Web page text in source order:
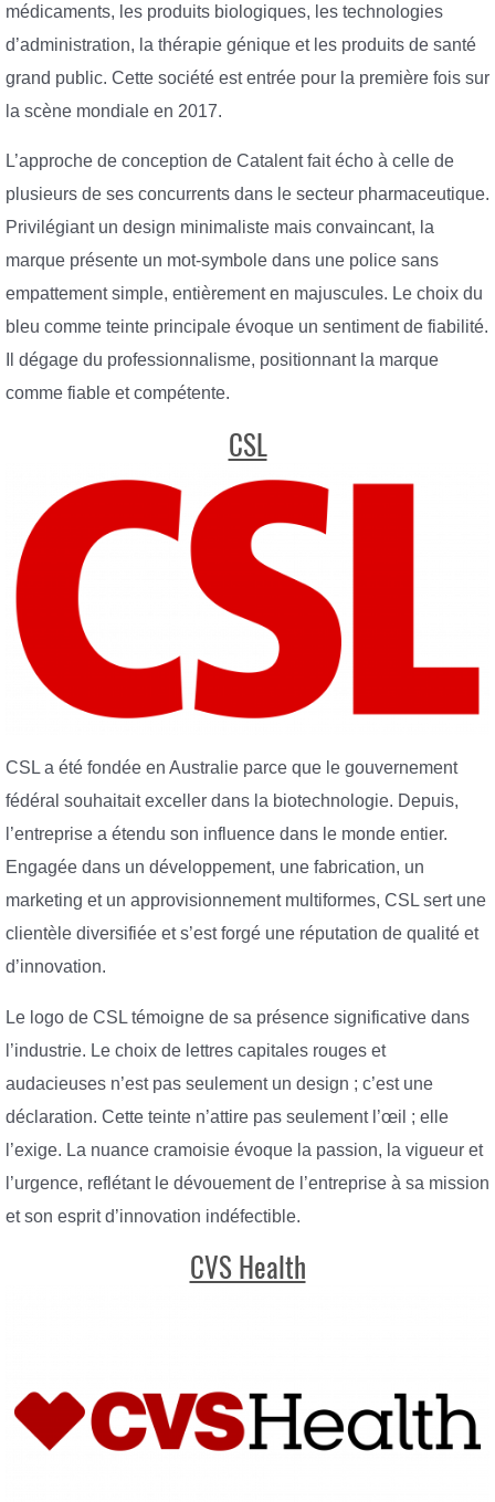
médicaments, les produits biologiques, les technologies
d’administration, la thérapie génique et les produits de santé
grand public. Cette société est entrée pour la première fois sur
la scène mondiale en 2017.
L’approche de conception de Catalent fait écho à celle de
plusieurs de ses concurrents dans le secteur pharmaceutique.
Privilégiant un design minimaliste mais convaincant, la
marque présente un mot-symbole dans une police sans
empattement simple, entièrement en majuscules. Le choix du
bleu comme teinte principale évoque un sentiment de fiabilité.
Il dégage du professionnalisme, positionnant la marque
comme fiable et compétente.
CSL
CSL a été fondée en Australie parce que le gouvernement
fédéral souhaitait exceller dans la biotechnologie. Depuis,
l’entreprise a étendu son influence dans le monde entier.
Engagée dans un développement, une fabrication, un
marketing et un approvisionnement multiformes, CSL sert une
clientèle diversifiée et s’est forgé une réputation de qualité et
d’innovation.
Le logo de CSL témoigne de sa présence significative dans
l’industrie. Le choix de lettres capitales rouges et
audacieuses n’est pas seulement un design ; c’est une
déclaration. Cette teinte n’attire pas seulement l’œil ; elle
l’exige. La nuance cramoisie évoque la passion, la vigueur et
l’urgence, reflétant le dévouement de l’entreprise à sa mission
et son esprit d’innovation indéfectible.
CVS Health